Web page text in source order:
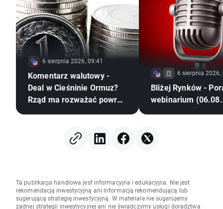
6 sierpnia 2026, 09:41
Komentarz walutowy -
Deal w Cieśninie Ormuz?
Rząd ma rozważać powrót
6 sierpnia 2026,
Bliżej Rynków -
webinarium
Ta publikacja handlowa jest informacyjna i edukacyjna. Nie jest
rekomendacją inwestycyjną ani informacją rekomendującą lub
sugerującą strategię inwestycyjną. W materiale nie sugerujemy
żadnej strategii inwestycyjnej ani nie świadczymy usługi doradztwa